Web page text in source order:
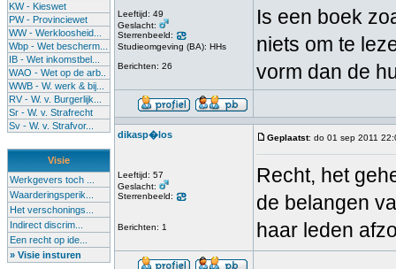
KW - Kieswet
PW - Provinciewet
WW - Werkloosheid...
Wbp - Wet bescherm...
IB - Wet inkomstbel...
WAO - Wet op de arb..
WWB - W. werk & bij...
RV - W. v. Burgerlijk...
Sr - W. v. Strafrecht
Sv - W. v. Strafvor...
Visie
Werkgevers toch ...
Waarderingsperik...
Het verschonings...
Indirect discrim...
Een recht op ide...
» Visie insturen
Leeftijd: 49
Geslacht:
Sterrenbeeld:
Studieomgeving (BA): HHs
Berichten: 26
Is een boek
niets om te
vorm dan de
dikasp�los
Leeftijd: 57
Geslacht:
Sterrenbeeld:
Berichten: 1
Geplaatst: do 01 sep 2011
Recht, het
de belangen
haar leden